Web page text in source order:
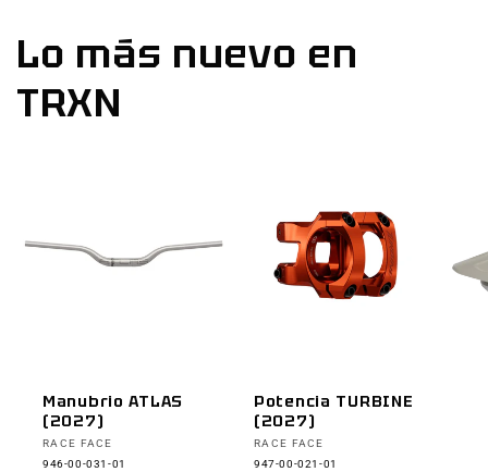
Lo más nuevo en
TRXN
Manubrio ATLAS
(2027)
Proveedor:
RACE FACE
946-00-031-01
Potencia TURBINE
(2027)
Proveedor:
RACE FACE
947-00-021-01